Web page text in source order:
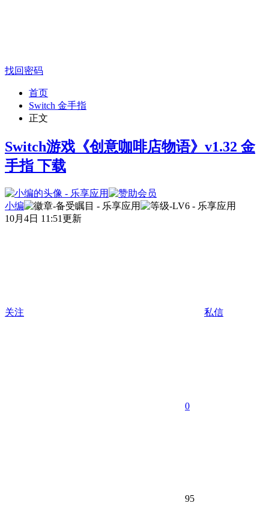
找回密码
首页
Switch 金手指
正文
Switch游戏《创意咖啡店物语》v1.32 金
手指 下载
小编
10月4日 11:51更新
关注 私信
0
95